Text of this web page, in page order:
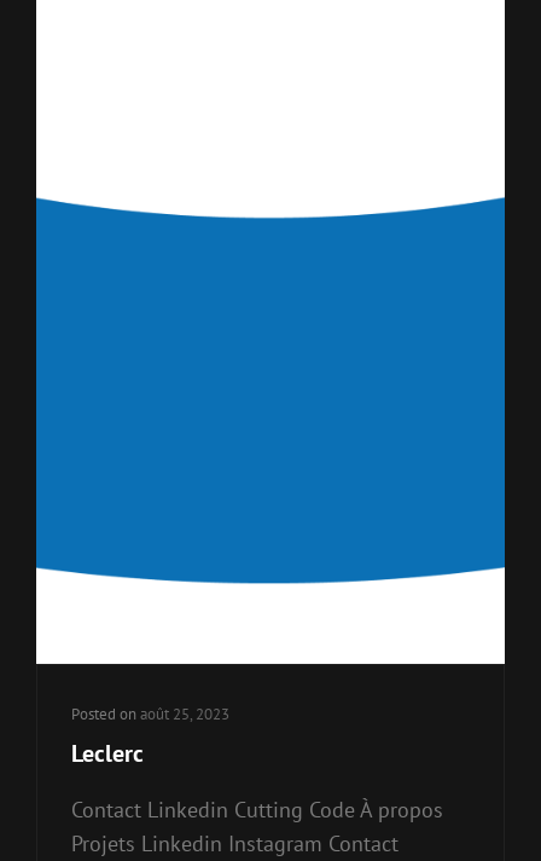
Posted on août 25, 2023
Leclerc
Contact Linkedin Cutting Code À propos
Projets Linkedin Instagram Contact